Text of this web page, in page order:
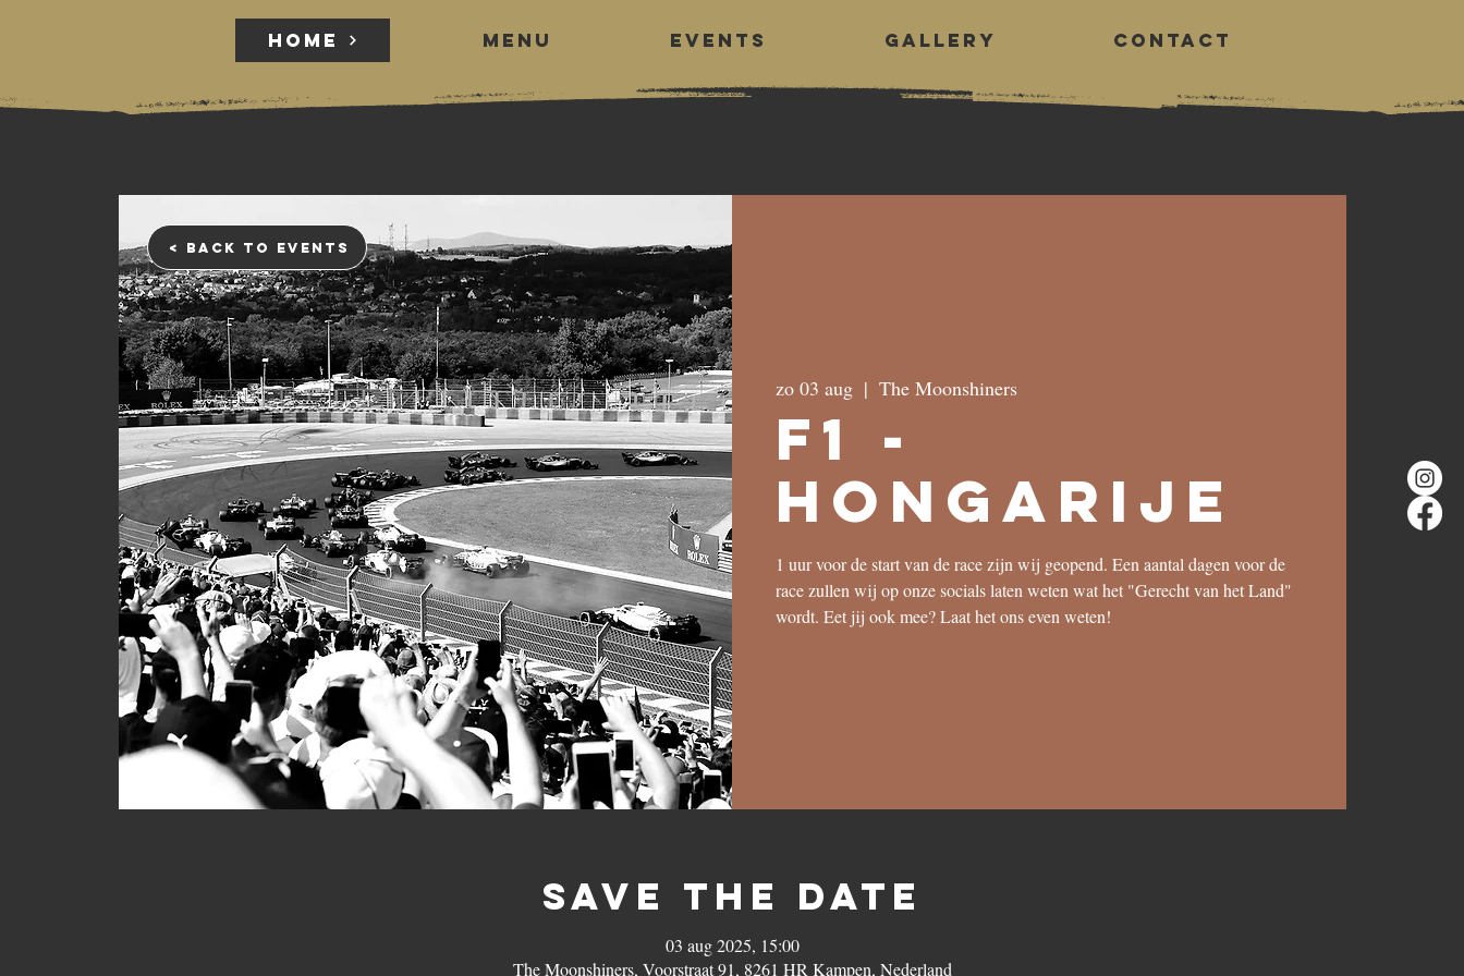
HOME MENU EVENTS GALLERY CONTACT
HOME
zo 03 aug
  |
The Moonshiners
F1 -
Hongarije
1 uur voor de start van de race zijn wij geopend. Een aantal dagen voor de
race zullen wij op onze socials laten weten wat het "Gerecht van het Land"
wordt. Eet jij ook mee? Laat het ons even weten!
save the date
03 aug 2025, 15:00
The Moonshiners, Voorstraat 91, 8261 HR Kampen, Nederland
< back to events